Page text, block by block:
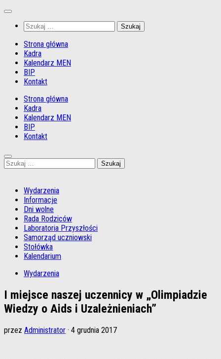
Przejdź
treści
Szukaj:
Strona główna
Kadra
Kalendarz MEN
BIP
Kontakt
Strona główna
Kadra
Kalendarz MEN
BIP
Kontakt
Szukaj:
Wydarzenia
Informacje
Dni wolne
Rada Rodziców
Laboratoria Przyszłości
Samorząd uczniowski
Stołówka
Kalendarium
Wydarzenia
I miejsce naszej uczennicy w „Olimpiadzie
Wiedzy o Aids i Uzależnieniach”
przez Administrator · 4 grudnia 2017